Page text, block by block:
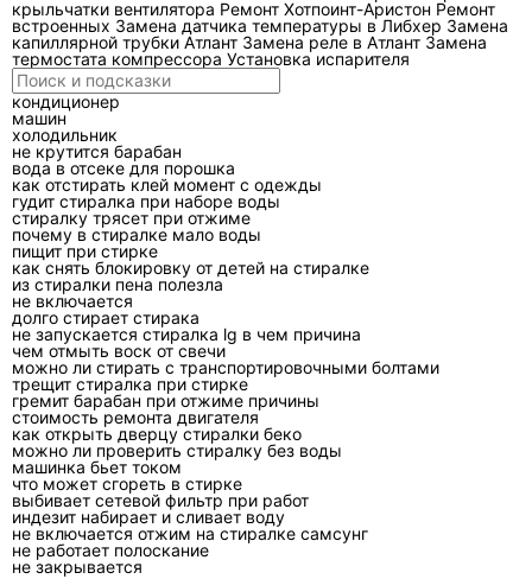
теплообменников, замер температуры на
входе и выходе внутреннего блока, проверку
тока компрессора, давления в контуре,
состояния вальцовок, дренажа, питания и
кодов ошибок. Для инверторных моделей
особенно важно смотреть не один параметр, а
связку показаний. Инвертор может снижать
обороты компрессора из-за защиты, и простая
дозаправка в таком случае не устраняет
причину.
Что чаще выходит из строя в
кондиционерах Тошиба?
Частые неисправности связаны не с
названием бренда, а с условиями
эксплуатации. Грязный теплообменник
повышает нагрузку на компрессор, забитый
дренаж даёт протечку во внутреннем блоке,
плохой контакт в межблочном кабеле
вызывает ошибки связи, а скачки питания
крыльчатки вентилятора Ремонт Хотпоинт-Аристон Ремонт
встроенных Замена датчика температуры в Либхер Замена
капиллярной трубки Атлант Замена реле в Атлант Замена
термостата компрессора Установка испарителя
кондиционер
машин
холодильник
не крутится барабан
вода в отсеке для порошка
как отстирать клей момент с одежды
гудит стиралка при наборе воды
стиралку трясет при отжиме
почему в стиралке мало воды
пищит при стирке
как снять блокировку от детей на стиралке
из стиралки пена полезла
не включается
долго стирает стирака
не запускается стиралка lg в чем причина
чем отмыть воск от свечи
можно ли стирать с транспортировочными болтами
трещит стиралка при стирке
гремит барабан при отжиме причины
стоимость ремонта двигателя
как открыть дверцу стиралки беко
можно ли проверить стиралку без воды
машинка бьет током
что может сгореть в стирке
выбивает сетевой фильтр при работ
индезит набирает и сливает воду
не включается отжим на стиралке самсунг
не работает полоскание
не закрывается